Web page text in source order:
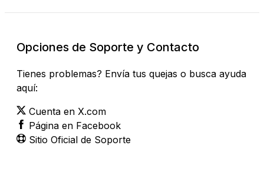
Opciones de Soporte y Contacto
Tienes problemas? Envía tus quejas o busca ayuda
aquí:
Cuenta en X.com
Página en Facebook
Sitio Oficial de Soporte